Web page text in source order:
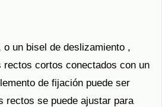
o un bisel de deslizamiento ,
rectos cortos conectados con un
de fijación puede ser
rectos se puede ajustar para